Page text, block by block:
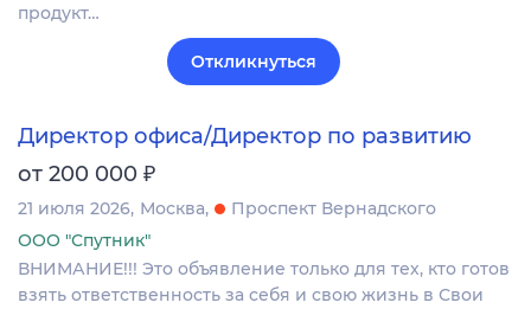
продукт…
Откликнуться
Директор офиса/Директор по развитию
от 200 000 ₽
21 июля 2026 Москва
Проспект Вернадского
ООО "Спутник"
ВНИМАНИЕ!!! Это объявление только для тех, кто готов
взять ответственность за себя и свою жизнь в Свои